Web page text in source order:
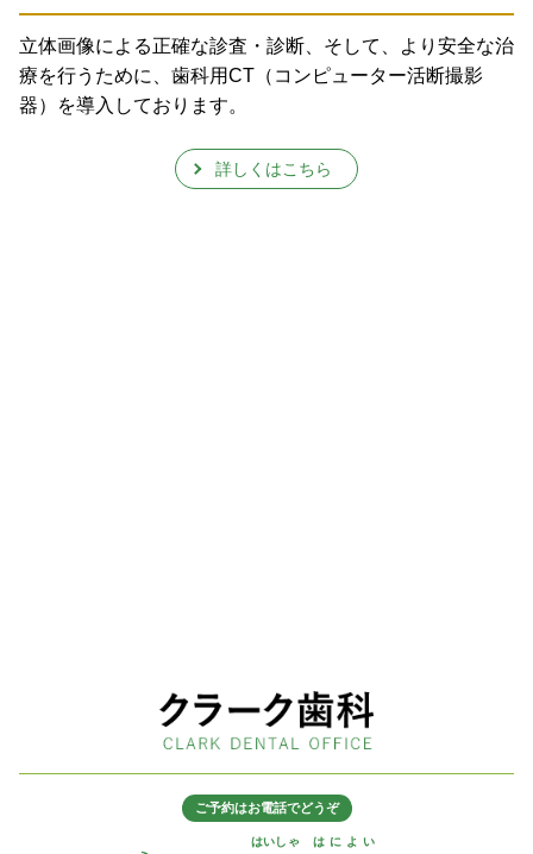
立体画像による正確な診査・診断、そして、より安全な治
療を行うために、歯科用CT（コンピューター活断撮影
器）を導入しております。
詳しくはこちら
ご予約はお電話でどうぞ
はいしゃ はによい